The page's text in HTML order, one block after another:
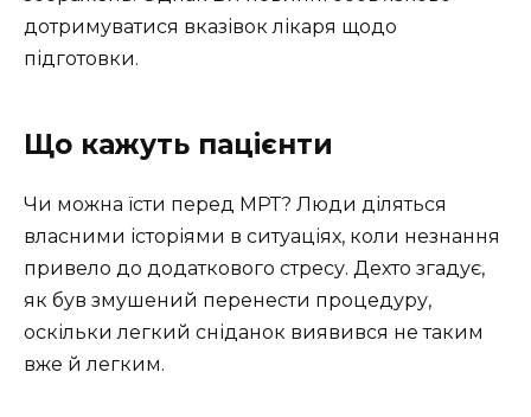
дотримуватися вказівок лікаря щодо
підготовки.
Що кажуть пацієнти
Чи можна їсти перед МРТ? Люди діляться
власними історіями в ситуаціях, коли незнання
привело до додаткового стресу. Дехто згадує,
як був змушений перенести процедуру,
оскільки легкий сніданок виявився не таким
вже й легким.